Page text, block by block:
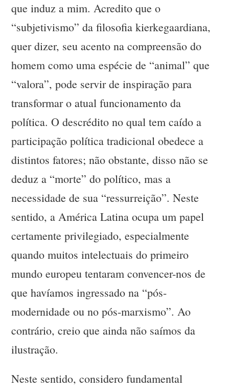
que induz a mim. Acredito que o
“subjetivismo” da filosofia kierkegaardiana,
quer dizer, seu acento na compreensão do
homem como uma espécie de “animal” que
“valora”, pode servir de inspiração para
transformar o atual funcionamento da
política. O descrédito no qual tem caído a
participação política tradicional obedece a
distintos fatores; não obstante, disso não se
deduz a “morte” do político, mas a
necessidade de sua “ressurreição”. Neste
sentido, a América Latina ocupa um papel
certamente privilegiado, especialmente
quando muitos intelectuais do primeiro
mundo europeu tentaram convencer-nos de
que havíamos ingressado na “pós-
modernidade ou no pós-marxismo”. Ao
contrário, creio que ainda não saímos da
ilustração.
Neste sentido, considero fundamental